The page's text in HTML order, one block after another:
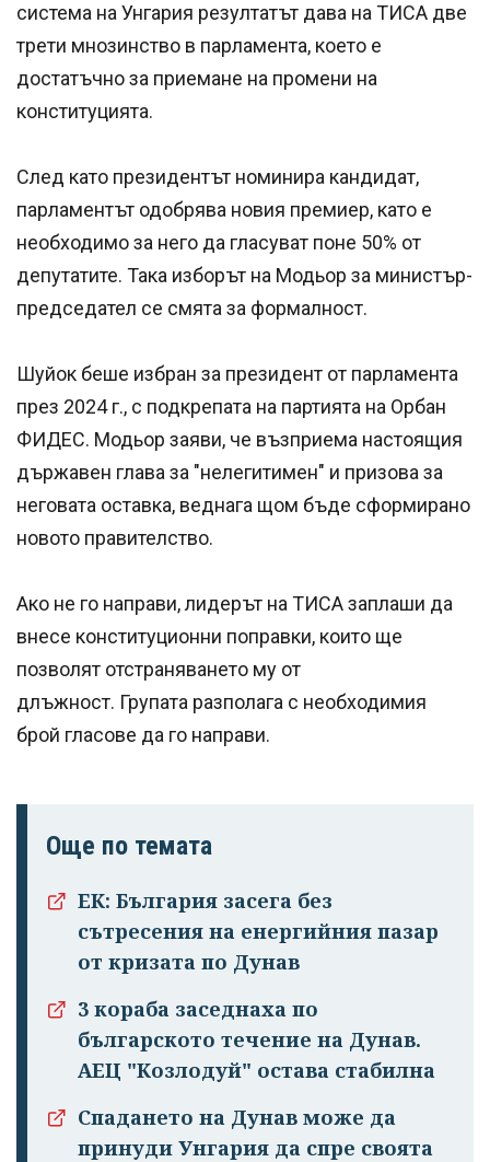
Успешно
излязохте от
профила си!
система на Унгария резултатът дава на ТИСА две
трети мнозинство в парламента, което е
достатъчно за приемане на промени на
конституцията.
След като президентът номинира кандидат,
парламентът одобрява новия премиер, като е
необходимо за него да гласуват поне 50% от
депутатите. Така изборът на Модьор за министър-
председател се смята за формалност.
Шуйок беше избран за президент от парламента
през 2024 г., с подкрепата на партията на Орбан
ФИДЕС. Модьор заяви, че възприема настоящия
държавен глава за "нелегитимен" и призова за
неговата оставка, веднага щом бъде сформирано
новото правителство.
Ако не го направи, лидерът на ТИСА заплаши да
внесе конституционни поправки, които ще
позволят отстраняването му от
длъжност. Групата разполага с необходимия
брой гласове да го направи.
Още по темата
ЕК: България засега без
сътресения на енергийния пазар
от кризата по Дунав
3 кораба заседнаха по
българското течение на Дунав.
АЕЦ "Козлодуй" остава стабилна
Спадането на Дунав може да
принуди Унгария да спре своята